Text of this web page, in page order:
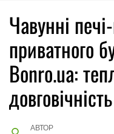
Чавунні
приватного
Bonro.ua:
довговічність
АВТОР